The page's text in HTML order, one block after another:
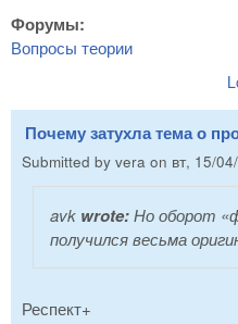
Форумы:
Вопросы теории
Почему затухла тема о
Submitted by vera on вт, 15/
avk wrote:Но оборот
получился весьма
Респект+